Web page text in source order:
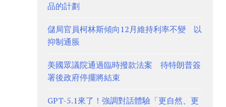
品的計劃
儲局官員柯林斯傾向12月維持利率不變 以
抑制通脹
美國眾議院通過臨時撥款法案 待特朗普簽
署後政府停擺將結束
GPT-5.1來了！強調對話體驗「更自然、更